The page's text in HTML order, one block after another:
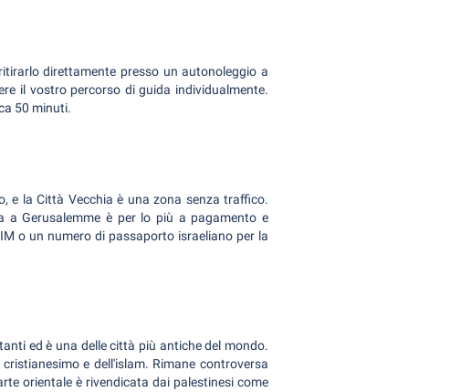
direttamente presso un autonoleggio a
il vostro percorso di guida individualmente.
50 minuti.
e la Città Vecchia è una zona senza traffico.
a Gerusalemme è per lo più a pagamento e
o un numero di passaporto israeliano per la
ed è una delle città più antiche del mondo.
e dell'islam. Rimane controversa
orientale è rivendicata dai palestinesi come